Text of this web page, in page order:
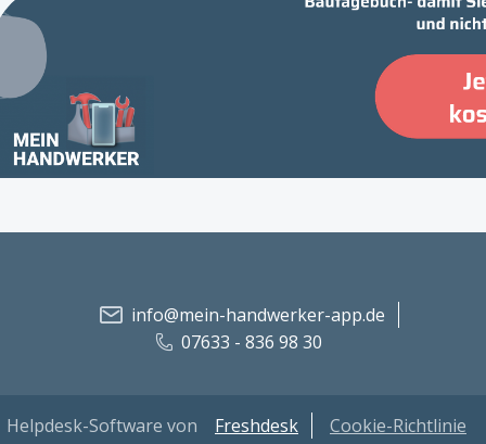
info@mein-handwerker-app.de
07633 - 836 98 30
Helpdesk-Software von Freshdesk Cookie-Richtlinie